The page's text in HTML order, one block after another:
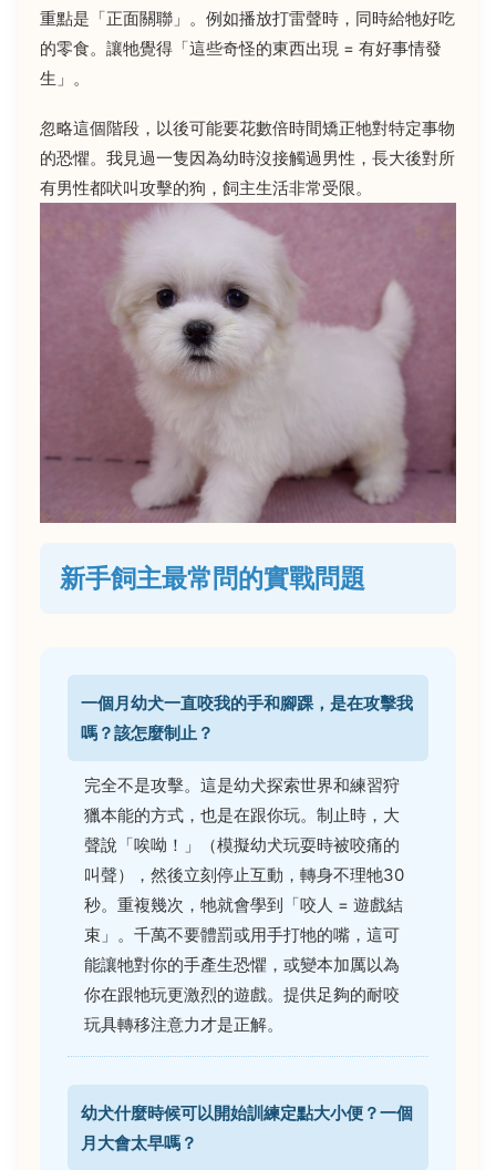
重點是「正面關聯」。例如播放打雷聲時，同時給牠好吃
的零食。讓牠覺得「這些奇怪的東西出現 = 有好事情發
生」。
忽略這個階段，以後可能要花數倍時間矯正牠對特定事物
的恐懼。我見過一隻因為幼時沒接觸過男性，長大後對所
有男性都吠叫攻擊的狗，飼主生活非常受限。
新手飼主最常問的實戰問題
一個月幼犬一直咬我的手和腳踝，是在攻擊我
嗎？該怎麼制止？
完全不是攻擊。這是幼犬探索世界和練習狩
獵本能的方式，也是在跟你玩。制止時，大
聲說「唉呦！」（模擬幼犬玩耍時被咬痛的
叫聲），然後立刻停止互動，轉身不理牠30
秒。重複幾次，牠就會學到「咬人 = 遊戲結
束」。千萬不要體罰或用手打牠的嘴，這可
能讓牠對你的手產生恐懼，或變本加厲以為
你在跟牠玩更激烈的遊戲。提供足夠的耐咬
玩具轉移注意力才是正解。
幼犬什麼時候可以開始訓練定點大小便？一個
月大會太早嗎？